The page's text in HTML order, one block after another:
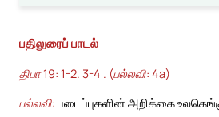
பதிலுரைப் பாடல்
திபா 19: 1-2. 3-4 . (பல்லவி: 4a)
பல்லவி: படைப்புகளின் அறிக்கை